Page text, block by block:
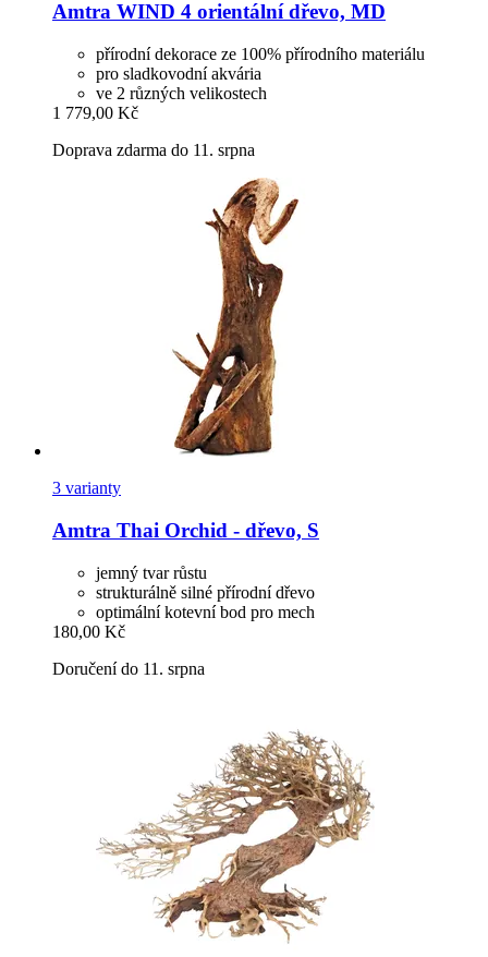
Amtra WIND 4 orientální dřevo, MD
přírodní dekorace ze 100% přírodního materiálu
pro sladkovodní akvária
ve 2 různých velikostech
1 779,00 Kč
Doprava zdarma do 11. srpna
3 varianty
Amtra Thai Orchid -​ dřevo, S
jemný tvar růstu
strukturálně silné přírodní dřevo
optimální kotevní bod pro mech
180,00 Kč
Doručení do 11. srpna